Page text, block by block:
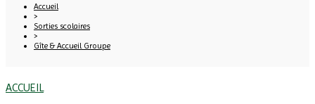
Accueil
>
Sorties scolaires
>
Gîte & Accueil Groupe
ACCUEIL